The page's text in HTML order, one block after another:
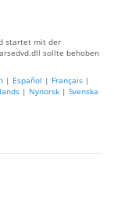
startet mit der
sollte behoben
| Español | Français |
| Nynorsk | Svenska